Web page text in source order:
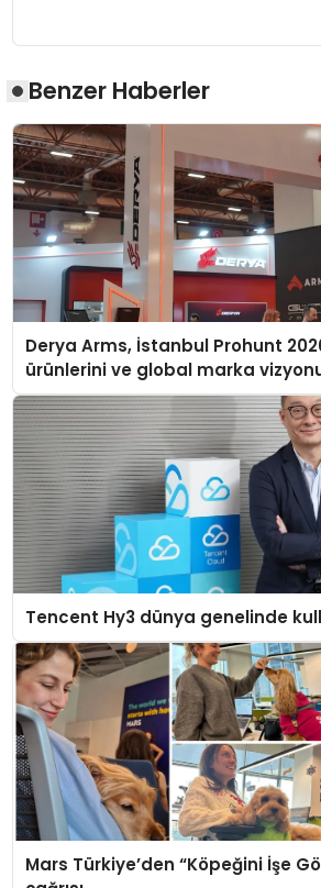
Benzer Haberler
Derya Arms, İstanbul Prohunt
ürünlerini ve global marka
Tencent Hy3 dünya genelinde
Mars Türkiye’den “Köpeğini İşe